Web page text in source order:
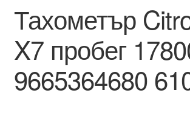
Транспорт
Тахометър
X7 пробег
9665364680